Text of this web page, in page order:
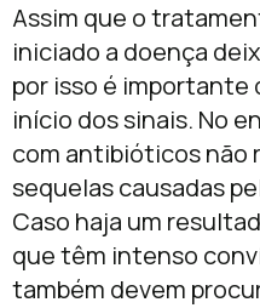
Assim que o
iniciado a doença
por isso é
início dos sinais. No
com antibióticos não
sequelas causadas
Caso haja um
que têm intenso
também devem